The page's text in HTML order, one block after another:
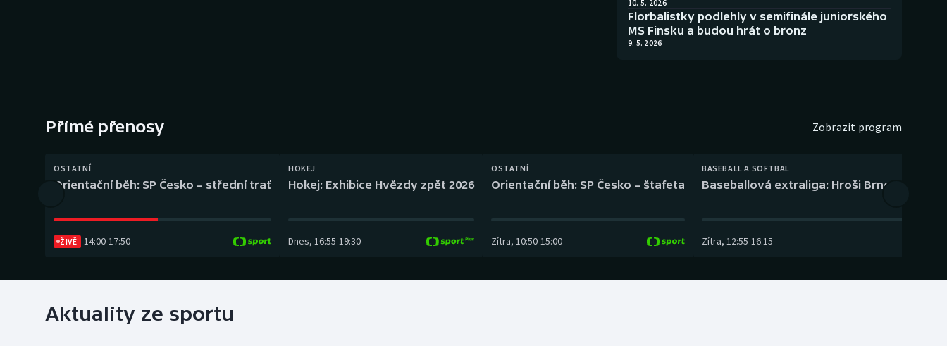
10. 5. 2026
Florbalistky podlehly v semifinále juniorského
MS Finsku a budou hrát o bronz
9. 5. 2026
Přímé přenosy Zobrazit program
OSTATNÍ
Orientační běh: SP Česko – střední trať
ŽIVĚ 14:00-17:50
HOKEJ
Hokej: Exhibice Hvězdy zpět 2026
Dnes, 16:55-19:30
OSTATNÍ
Orientační běh: SP Česko – štafeta
Zítra, 10:50-15:00
BASEBALL A SOFTBAL
Baseballová extraliga: Hroši Brno – Eagles
Zítra, 12:55-16:15
Aktuality ze sportu